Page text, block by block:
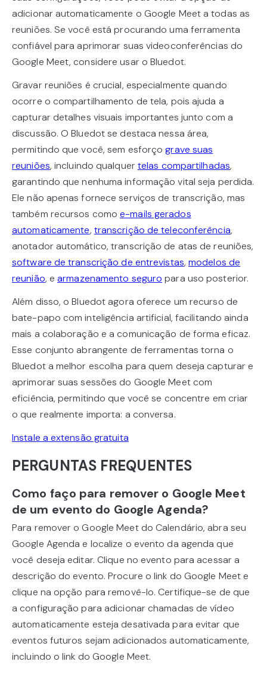
adicionar automaticamente o Google Meet a todas as
reuniões. Se você está procurando uma ferramenta
confiável para aprimorar suas videoconferências do
Google Meet, considere usar o Bluedot.
Gravar reuniões é crucial, especialmente quando
ocorre o compartilhamento de tela, pois ajuda a
capturar detalhes visuais importantes junto com a
discussão. O Bluedot se destaca nessa área,
permitindo que você, sem esforçograve suas
reuniões, incluindo qualquertelas compartilhadas,
garantindo que nenhuma informação vital seja perdida.
Ele não apenas fornece serviços de transcrição, mas
também recursos comoe-mails gerados
automaticamente, transcrição de teleconferência,
anotador automático, transcrição de atas de reuniões,
software de transcrição de entrevistas,modelos de
reunião, earmazenamento seguro para uso posterior.
Além disso, o Bluedot agora oferece um recurso de
bate-papo com inteligência artificial, facilitando ainda
mais a colaboração e a comunicação de forma eficaz.
Esse conjunto abrangente de ferramentas torna o
Bluedot a melhor escolha para quem deseja capturar e
aprimorar suas sessões do Google Meet com
eficiência, permitindo que você se concentre em criar
o que realmente importa: a conversa.
Instale a extensão gratuita
PERGUNTAS FREQUENTES
Como faço para remover o Google Meet
de um evento do Google Agenda?
Para remover o Google Meet do Calendário, abra seu
Google Agenda e localize o evento da agenda que
você deseja editar. Clique no evento para acessar a
descrição do evento. Procure o link do Google Meet e
clique na opção para removê-lo. Certifique-se de que
a configuração para adicionar chamadas de vídeo
automaticamente esteja desativada para evitar que
eventos futuros sejam adicionados automaticamente,
incluindo o link do Google Meet.